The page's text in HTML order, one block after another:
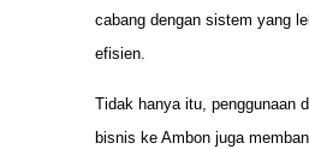
cabang dengan sistem yang
efisien.
Tidak hanya itu, penggunaan
bisnis ke Ambon juga